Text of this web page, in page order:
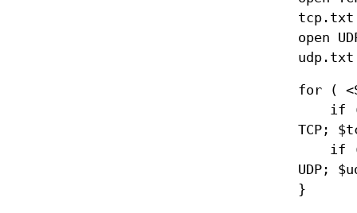
open
for (
if (
TCP;
if (
UDP;
}